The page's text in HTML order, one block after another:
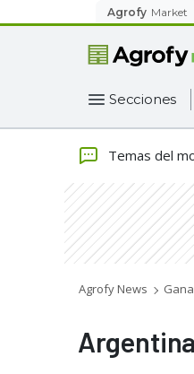
Agrofy Market
Secciones
Temas del
Agrofy News